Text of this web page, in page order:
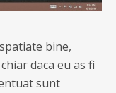
bine,
daca eu as fi
sunt